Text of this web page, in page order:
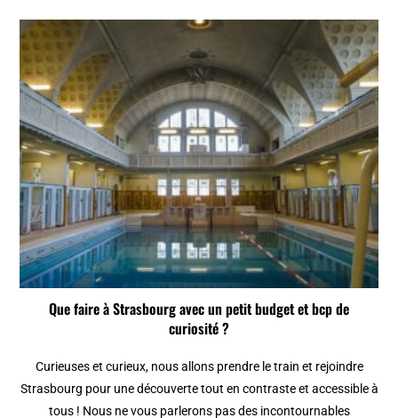
Que faire à Strasbourg avec un petit budget et bcp de
curiosité ?
Curieuses et curieux, nous allons prendre le train et rejoindre
Strasbourg pour une découverte tout en contraste et accessible à
tous ! Nous ne vous parlerons pas des incontournables